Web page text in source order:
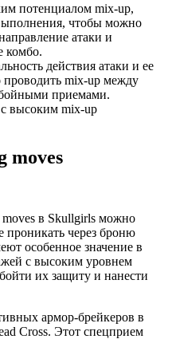
потенциалом mix-up,
чтобы можно
атаки и
комбо.
действия атаки и ее
mix-up между
приемами.
высоким mix-up
moves
в Skullgirls можно
проникать через броню
особенное значение в
с высоким уровнем
их защиту и нанести
армор-брейкеров в
Cross. Этот спецприем